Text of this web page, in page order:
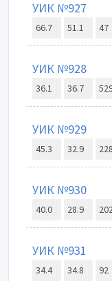
УИК №927
66.7 51.1 47
УИК №928
36.1 36.7
УИК №929
45.3 32.9 228
УИК №930
40.0 28.9
УИК №931
34.4 34.8 92